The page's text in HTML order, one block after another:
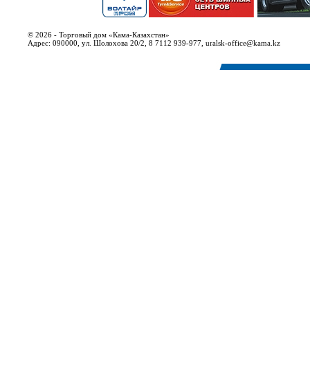
© 2026 - Торговый дом «Кама-Казахстан»
Адрес: 090000, ул. Шолохова 20/2, 8 7112 939-977, uralsk-office@kama.kz